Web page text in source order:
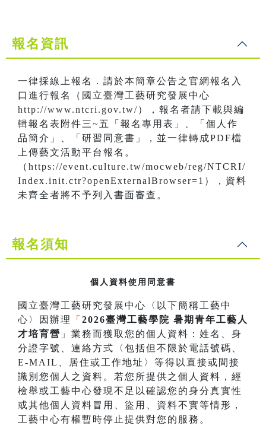
報名資訊
一律採線上報名．請於本簡章公告之官網報名入
口進行報名（國立臺灣工藝研究發展中心
http://www.ntcri.gov.tw/），報名者請下載與編
輯報名表附件三~五「報名專用表」、「個人作
品簡介」、「研習同意書」，並一律轉成PDF檔
上傳藝文活動平台報名。
（https://event.culture.tw/mocweb/reg/NTCRI/
Index.init.ctr?openExternalBrowser=1），資料
未齊全者將不予列入書面審查。
報名須知
個人資料使用同意書
國立臺灣工藝研究發展中心〈以下簡稱工藝中
心〉因辦理
「 2026臺灣工藝學院 暑期青年工藝人
才培育營 」業務而獲取您的個人資料：姓名、身
分證字號、連絡方式〈包括但不限於電話號碼、
E-MAIL、居住或工作地址〉等得以直接或間接
識別您個人之資料。若您所提供之個人資料，經
檢舉或工藝中心發現不足以確認您的身分真實性
或其他個人資料冒用、盜用、資料不實等情形，
工藝中心有權暫時停止提供對您的服務。